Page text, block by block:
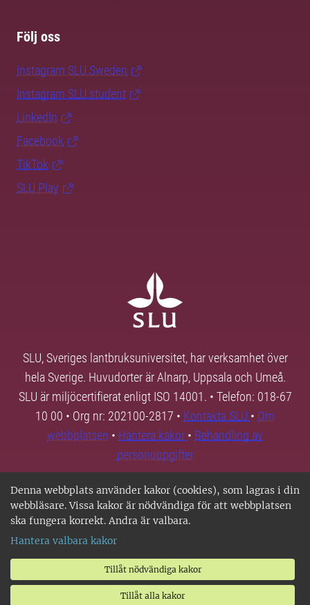
Denna webbplats använder kakor (cookies), som lagras i din
webbläsare. Vissa kakor är nödvändiga för att webbplatsen
ska fungera korrekt. Andra är valbara.
Hantera valbara kakor
Tillåt nödvändiga kakor
Tillåt alla kakor
Följ oss
Instagram SLU.Sweden
Instagram SLU.student
LinkedIn
Facebook
TikTok
SLU Play
SLU, Sveriges lantbruksuniversitet, har verksamhet över
hela Sverige. Huvudorter är Alnarp, Uppsala och Umeå.
SLU är miljöcertifierat enligt ISO 14001. • Telefon: 018-67
10 00 • Org nr: 202100-2817 • Kontakta SLU • Om
webbplatsen • Hantera kakor • Behandling av
personuppgifter